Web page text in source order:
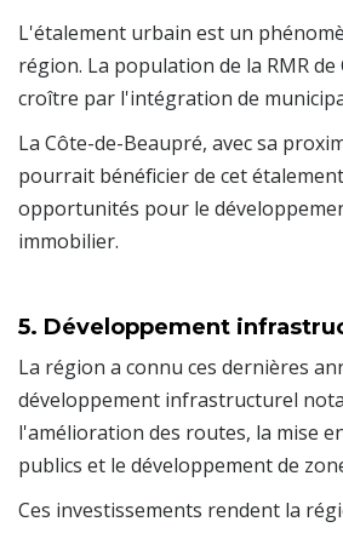
L'étalement urbain est un
région. La population de la RMR
croître par l'intégration de
La Côte-de-Beaupré, avec sa
pourrait bénéficier de cet
opportunités pour le
immobilier.
5. Développement
La région a connu ces dernières
développement infrastructurel
l'amélioration des routes, la mise
publics et le développement de
Ces investissements rendent la